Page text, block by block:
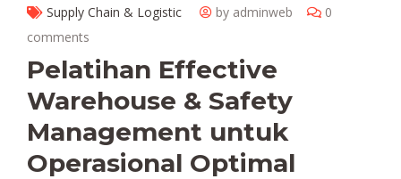
Supply Chain & Logistic by adminweb
0
comments
Pelatihan Effective
Warehouse & Safety
Management untuk
Operasional Optimal